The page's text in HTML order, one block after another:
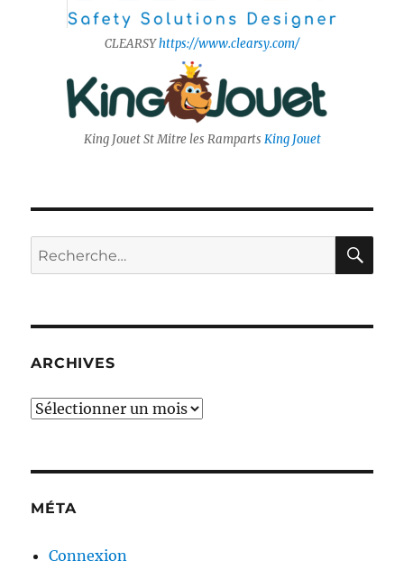
CLEARSYhttps://www.clearsy.com/
King Jouet St Mitre les Ramparts King Jouet
Recherche
pour :
ARCHIVES
Archives
MÉTA
Connexion